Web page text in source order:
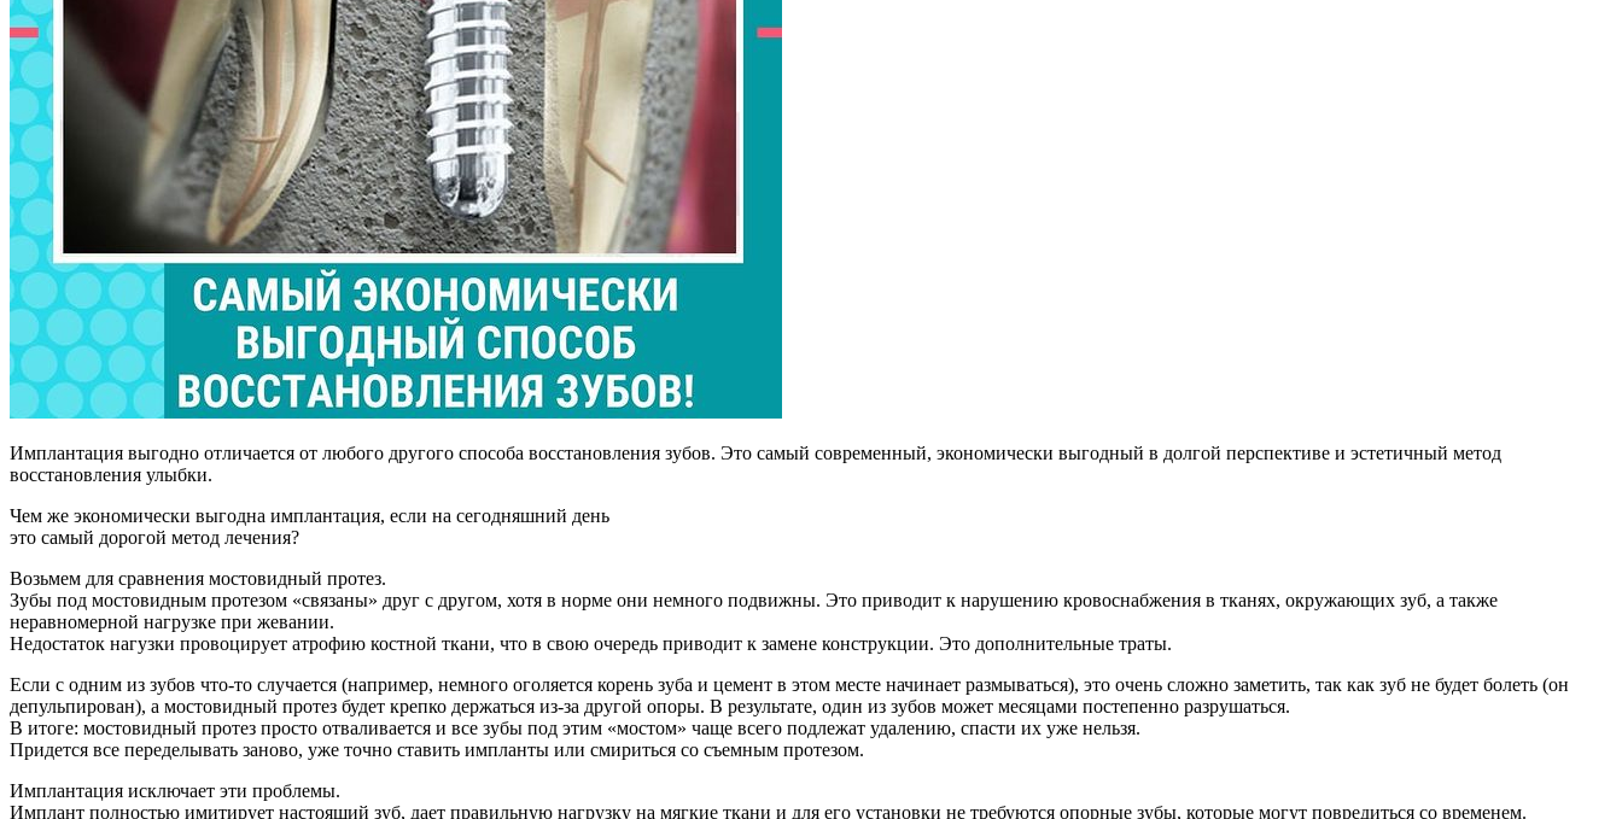
Имплантация выгодно отличается от любого другого способа восстановления зубов. Это самый современный, экономически выгодный в долгой перспективе и эстетичный метод
восстановления улыбки.
Чем же экономически выгодна имплантация, если на сегодняшний день
это самый дорогой метод лечения?
Возьмем для сравнения мостовидный протез.
Зубы под мостовидным протезом «связаны» друг с другом, хотя в норме они немного подвижны. Это приводит к нарушению кровоснабжения в тканях, окружающих зуб, а также
неравномерной нагрузке при жевании.
Недостаток нагузки провоцирует атрофию костной ткани, что в свою очередь приводит к замене конструкции. Это дополнительные траты.
Если с одним из зубов что-то случается (например, немного оголяется корень зуба и цемент в этом месте начинает размываться), это очень сложно заметить, так как зуб не будет болеть (он
депульпирован), а мостовидный протез будет крепко держаться из-за другой опоры. В результате, один из зубов может месяцами постепенно разрушаться.
В итоге: мостовидный протез просто отваливается и все зубы под этим «мостом» чаще всего подлежат удалению, спасти их уже нельзя.
Придется все переделывать заново, уже точно ставить импланты или смириться со съемным протезом.
Имплантация исключает эти проблемы.
Имплант полностью имитирует настоящий зуб, дает правильную нагрузку на мягкие ткани и для его установки не требуются опорные зубы, которые могут повредиться со временем.